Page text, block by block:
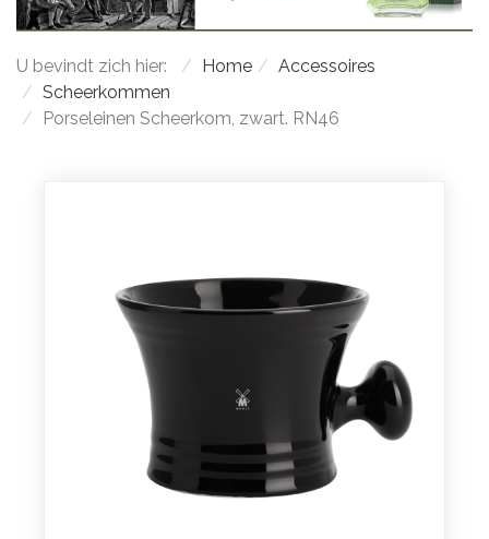
U bevindt zich hier: Home
Accessoires
Scheerkommen
Porseleinen Scheerkom, zwart. RN46